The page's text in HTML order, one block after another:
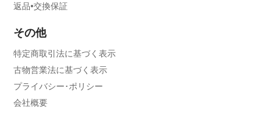
返品•交換保証
その他
特定商取引法に基づく表示
古物営業法に基づく表示
プライバシー･ポリシー
会社概要